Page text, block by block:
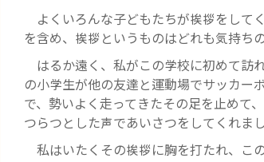
よくいろんな子どもたちが挨拶をして
を含め、挨拶というものはどれも気持ち
はるか遠く、私がこの学校に初めて訪
の小学生が他の友達と運動場でサッカー
で、勢いよく走ってきたその足を止めて
つらつとした声であいさつをしてくれまし
私はいたくその挨拶に胸を打たれ、こ